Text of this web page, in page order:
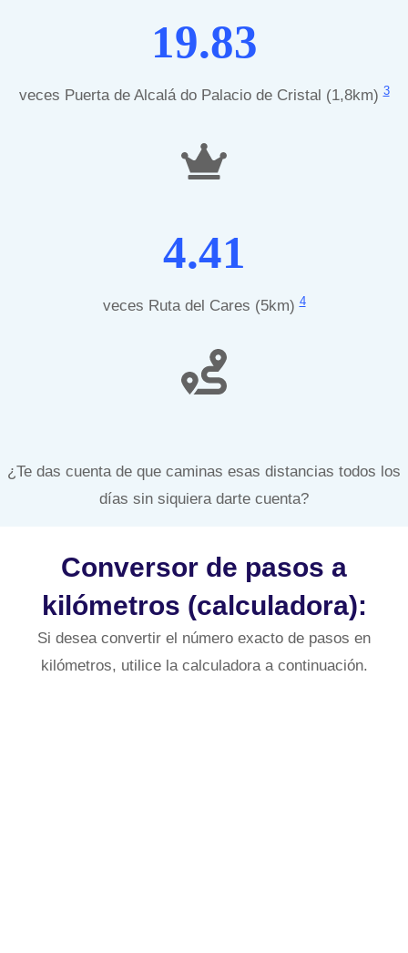
19.83
veces Puerta de Alcalá do Palacio de Cristal (1,8km)3
4.41
veces Ruta del Cares (5km)4
¿Te das cuenta de que caminas esas distancias todos los
días sin siquiera darte cuenta?
Conversor de pasos a
kilómetros (calculadora):
Si desea convertir el número exacto de pasos en
kilómetros, utilice la calculadora a continuación.